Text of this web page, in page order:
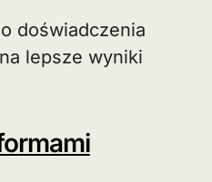
doświadczenia
lepsze wyniki